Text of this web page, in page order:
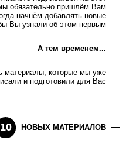
обязательно пришлём Вам
начнём добавлять новые
Вы узнали об этом первым
А тем временем...
материалы, которые мы уже
и подготовили для Вас
10 НОВЫХ МАТЕРИАЛОВ